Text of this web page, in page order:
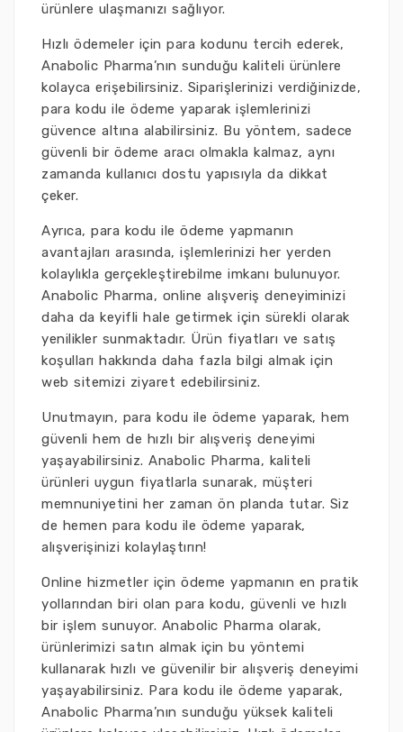
ürünlere ulaşmanızı sağlıyor.
Hızlı ödemeler için para kodunu tercih ederek,
Anabolic Pharma’nın sunduğu kaliteli ürünlere
kolayca erişebilirsiniz. Siparişlerinizi verdiğinizde,
para kodu ile ödeme yaparak işlemlerinizi
güvence altına alabilirsiniz. Bu yöntem, sadece
güvenli bir ödeme aracı olmakla kalmaz, aynı
zamanda kullanıcı dostu yapısıyla da dikkat
çeker.
Ayrıca, para kodu ile ödeme yapmanın
avantajları arasında, işlemlerinizi her yerden
kolaylıkla gerçekleştirebilme imkanı bulunuyor.
Anabolic Pharma, online alışveriş deneyiminizi
daha da keyifli hale getirmek için sürekli olarak
yenilikler sunmaktadır. Ürün fiyatları ve satış
koşulları hakkında daha fazla bilgi almak için
web sitemizi ziyaret edebilirsiniz.
Unutmayın, para kodu ile ödeme yaparak, hem
güvenli hem de hızlı bir alışveriş deneyimi
yaşayabilirsiniz. Anabolic Pharma, kaliteli
ürünleri uygun fiyatlarla sunarak, müşteri
memnuniyetini her zaman ön planda tutar. Siz
de hemen para kodu ile ödeme yaparak,
alışverişinizi kolaylaştırın!
Online hizmetler için ödeme yapmanın en pratik
yollarından biri olan para kodu, güvenli ve hızlı
bir işlem sunuyor. Anabolic Pharma olarak,
ürünlerimizi satın almak için bu yöntemi
kullanarak hızlı ve güvenilir bir alışveriş deneyimi
yaşayabilirsiniz. Para kodu ile ödeme yaparak,
Anabolic Pharma’nın sunduğu yüksek kaliteli